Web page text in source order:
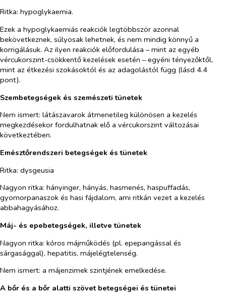
Ritka: hypoglykaemia.
Ezek a hypoglykaemiás reakciók legtöbbször azonnal
bekövetkeznek, súlyosak lehetnek, és nem mindig könnyű a
korrigálásuk. Az ilyen reakciók előfordulása – mint az egyéb
vércukorszint-csökkentő kezelések esetén – egyéni tényezőktől,
mint az étkezési szokásoktól és az adagolástól függ (lásd 4.4
pont).
Szembetegségek és szemészeti tünetek
Nem ismert: látászavarok átmenetileg különösen a kezelés
megkezdésekor fordulhatnak elő a vércukorszint változásai
következtében.
Emésztőrendszeri betegségek és tünetek
Ritka: dysgeusia
Nagyon ritka: hányinger, hányás, hasmenés, haspuffadás,
gyomorpanaszok és hasi fájdalom, ami ritkán vezet a kezelés
abbahagyásához.
Máj- és epebetegségek, illetve tünetek
Nagyon ritka: kóros májműködés (pl. epepangással és
sárgasággal), hepatitis, májelégtelenség.
Nem ismert: a májenzimek szintjének emelkedése.
A bőr és a bőr alatti szövet betegségei és tünetei